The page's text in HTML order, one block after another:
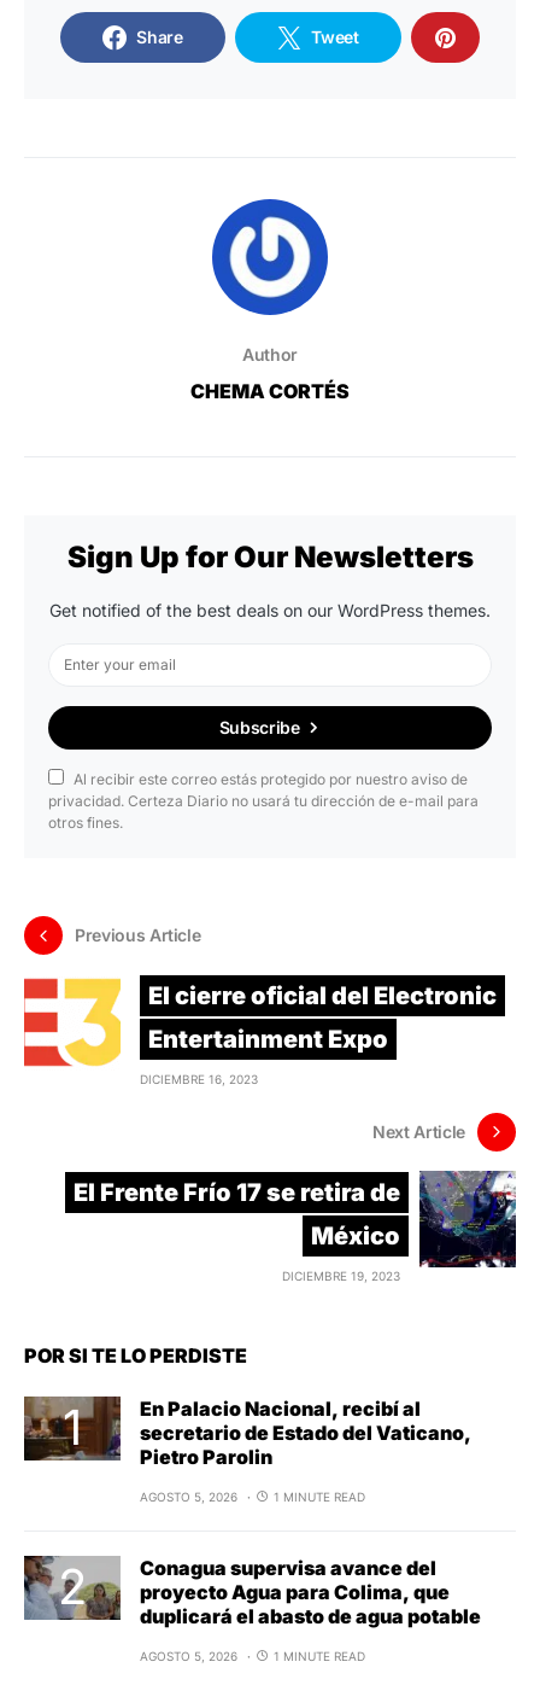
Share Tweet
Author
CHEMA CORTÉS
Sign Up for Our Newsletters
Get notified of the best deals on our WordPress themes.
Subscribe
Al recibir este correo estás protegido por nuestro aviso de
privacidad. Certeza Diario no usará tu dirección de e-mail para
otros fines.
Previous Article
El cierre oficial del Electronic
Entertainment Expo
DICIEMBRE 16, 2023
Next Article
El Frente Frío 17 se retira de
México
DICIEMBRE 19, 2023
POR SI TE LO PERDISTE
En Palacio Nacional, recibí al
secretario de Estado del Vaticano,
Pietro Parolin
AGOSTO 5, 2026 1 MINUTE READ
Conagua supervisa avance del
proyecto Agua para Colima, que
duplicará el abasto de agua potable
AGOSTO 5, 2026 1 MINUTE READ